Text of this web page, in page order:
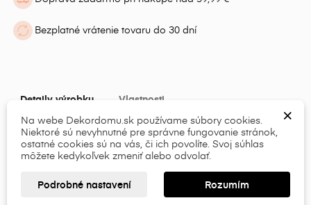
Bezplatné vrátenie tovaru do 30 dní
Detaily výrobku Vlastnosti
Kvalitní indické vonné tyčinky s vůní Patchouli.
Pačuli olej má silnou, mírně sladkou, opojnou vůni.
tak, že má tmavý, pižmově zemitý aroma profil, připomínající
Slavnostní vůně, kterou musíte mít.Tato silná vůně
Moje zoznamy želaní ×
add_circle_outline Vytvoriť nový zoznam
Názov zoznamu želaní
Zrušiť Vytvoriť zoznam želaní
Musíte byť prihlásený, aby ste si mohli výrobky uložiť do
svojho zoznamu želaní.
Prihlásiť sa
×
Na webe Dekordomu.sk používame súbory cookies.
Niektoré sú nevyhnutné pre správne fungovanie stránok,
ostatné cookies sú na vás, či ich povolíte. Svoj súhlas
môžete kedykoľvek zmeniť alebo odvolať.
Podrobné nastavení Rozumím